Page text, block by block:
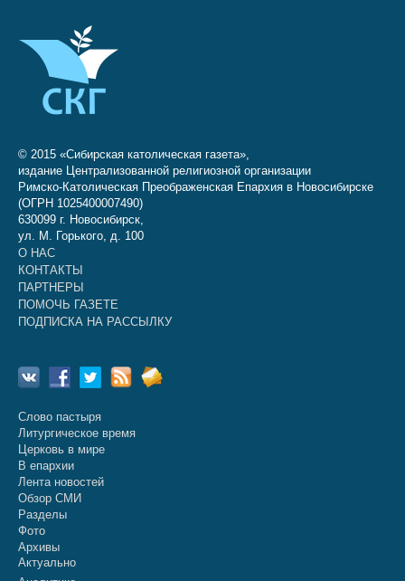
© 2015 «Сибирская католическая газета»,
издание Централизованной религиозной организации
Римско-Католическая Преображенская Епархия в Новосибирске
(ОГРН 1025400007490)
630099 г. Новосибирск,
ул. М. Горького, д. 100
О НАС
КОНТАКТЫ
ПАРТНЕРЫ
ПОМОЧЬ ГАЗЕТЕ
ПОДПИСКА НА РАССЫЛКУ
Слово пастыря
Литургическое время
Церковь в мире
В епархии
Лента новостей
Обзор СМИ
Разделы
Фото
Архивы
Актуально